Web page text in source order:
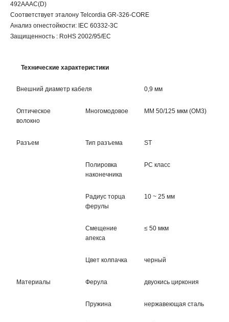
492AAAC(D)
Соответствует эталону Telcordia GR-326-CORE
Анализ огнестойкости: IEC 60332-3C
Защищенность : RoHS 2002/95/EC
Технические характеристики
Внешний диаметр кабеля 0,9 мм
Оптическое
волокно
Многомодовое МM 50/125 мкм (ОМ3)
Разъем Тип разъема ST
Полировка
наконечника
PC класс
Радиус торца
ферулы
10 ~ 25 мм
Смещение
апекса
≤ 50 мкм
Цвет колпачка черный
Материалы Ферула двуокись циркония
Пружина нержавеющая сталь